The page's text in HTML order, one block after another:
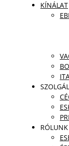
KÍNÁLAT
RÓLUNK